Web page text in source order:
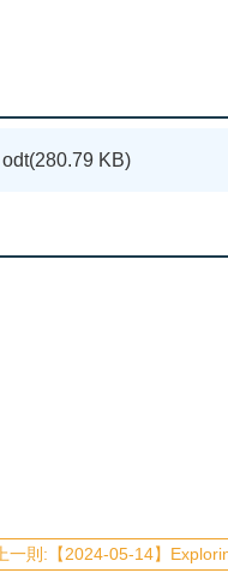
odt(280.79 KB)
上一則:【2024-05-14】Exploring Low-Dimensional Ferroelectric Phenomena through Piezoresponse Force